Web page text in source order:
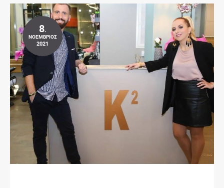
8.
ΝΟΈΜΒΡΙΟΣ
2021